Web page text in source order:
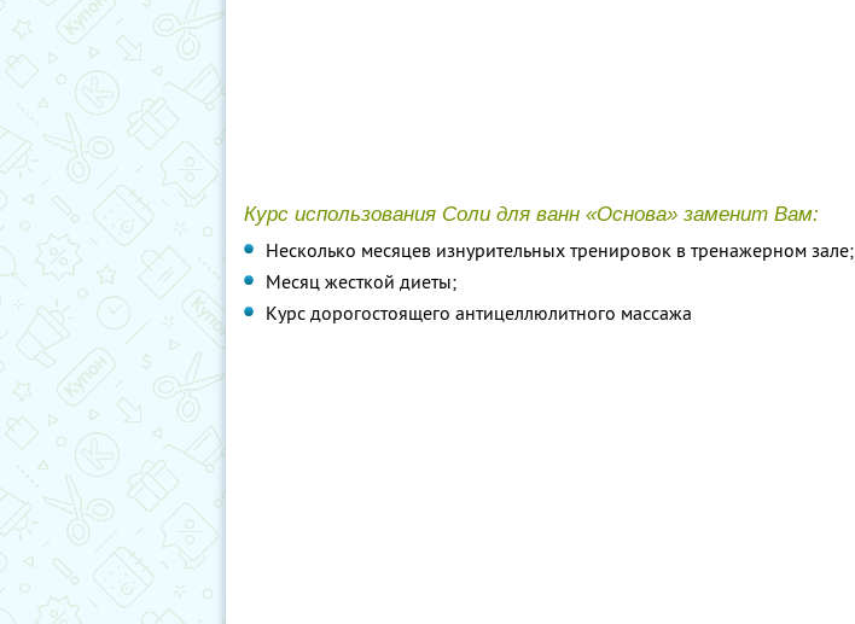
Курс использования Соли для ванн «Основа» заменит Вам:
Несколько месяцев изнурительных тренировок в тренажерном зале;
Месяц жесткой диеты;
Курс дорогостоящего антицеллюлитного массажа